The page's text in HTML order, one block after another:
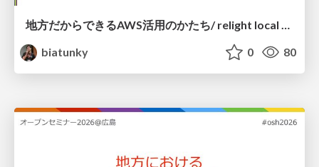
地方だからできるAWS活用のかたち/ relight local hiroshima
biatunky
0 80